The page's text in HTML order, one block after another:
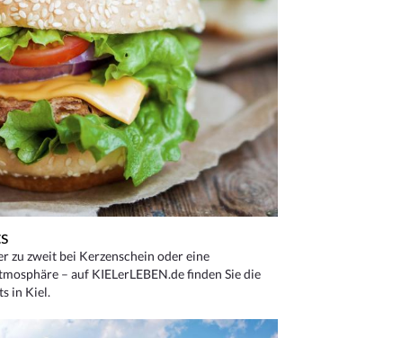
zu zweit bei Kerzenschein oder eine
– auf KIELerLEBEN.de finden Sie die
in Kiel.